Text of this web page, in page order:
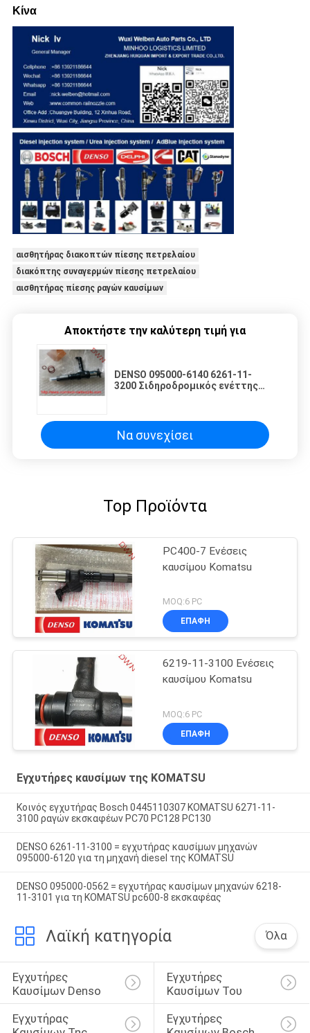
Κίνα
αισθητήρας διακοπτών πίεσης πετρελαίου
διακόπτης συναγερμών πίεσης πετρελαίου
αισθητήρας πίεσης ραγών καυσίμων
Αποκτήστε την καλύτερη τιμή για
DENSO 095000-6140 6261-11-
3200 Σιδηροδρομικός ενέττης
Να συνεχίσει
Top Προϊόντα
PC400-7 Ενέσεις
καυσίμου Komatsu
MOQ:6 PC
ΕΠΑΦΉ
6219-11-3100 Ενέσεις
καυσίμου Komatsu
MOQ:6 PC
ΕΠΑΦΉ
Εγχυτήρες καυσίμων της KOMATSU
Κοινός εγχυτήρας Bosch 0445110307 KOMATSU 6271-11-
3100 ραγών εκσκαφέων PC70 PC128 PC130
DENSO 6261-11-3100 = εγχυτήρας καυσίμων μηχανών
095000-6120 για τη μηχανή diesel της KOMATSU
DENSO 095000-0562 = εγχυτήρας καυσίμων μηχανών 6218-
11-3101 για τη KOMATSU pc600-8 εκσκαφέας
Λαϊκή κατηγορία Όλα
Εγχυτήρες
Καυσίμων Denso
Εγχυτήρες
Καυσίμων Του
Εγχυτήρας
Εγχυτήρες